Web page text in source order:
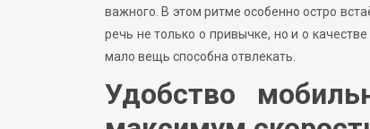
важного. В этом ритме особенно остро
речь не только о привычке, но и о
мало вещь способна отвлекать.
Удобство